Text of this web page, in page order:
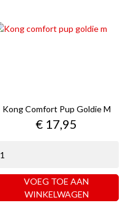
Kong Comfort Pup Goldie M
Prijs
€ 17,95
VOEG TOE AAN
WINKELWAGEN